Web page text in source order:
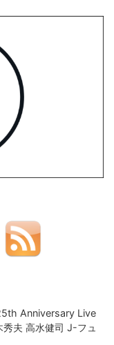
Anniversary Live
夫 高水健司 J-フュ